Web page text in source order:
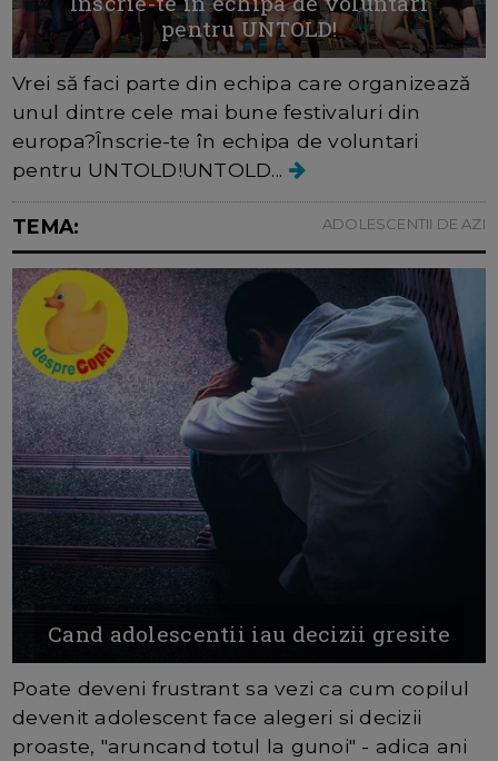
pentru UNTOLD!
Vrei să faci parte din echipa care organizează
unul dintre cele mai bune festivaluri din
europa?Înscrie-te în echipa de voluntari
pentru UNTOLD!UNTOLD...
TEMA: ADOLESCENTII DE AZI
Cand adolescentii iau decizii gresite
Poate deveni frustrant sa vezi ca cum copilul
devenit adolescent face alegeri si decizii
proaste, "aruncand totul la gunoi" - adica ani